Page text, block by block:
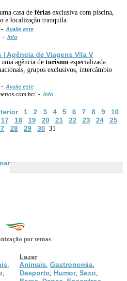
casa de férias exclusiva com piscina,
e localização tranquila.
Avalie este
- Info
| Agência de Viagens Vila V
agência de turismo especializada
grupos exclusivos, intercâmbio
Avalie este
- Info
1 2 3 4 5 6 7 8 9
10
17 18 19 20 21 22 23 24
25
28 29 30 31
por temas
Lazer
Animais Gastronomia
Desporto Humor, Sexo